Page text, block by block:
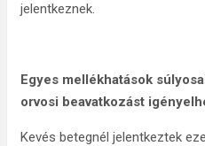
jelentkeznek.
Egyes mellékhatások
orvosi beavatkozást
Kevés betegnél jelentkeztek